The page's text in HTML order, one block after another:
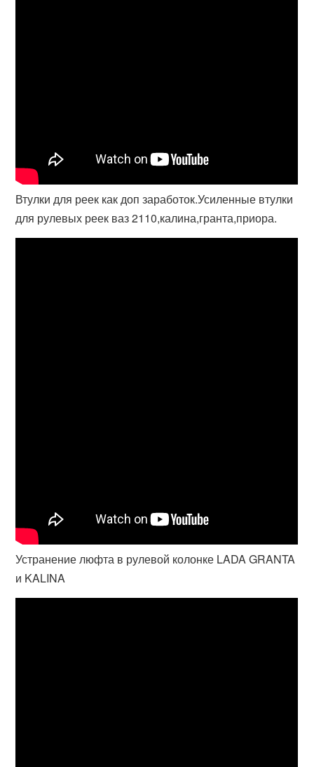
Втулки для реек как доп заработок.Усиленные втулки
для рулевых реек ваз 2110,калина,гранта,приора.
Устранение люфта в рулевой колонке LADA GRANTA
и KALINA